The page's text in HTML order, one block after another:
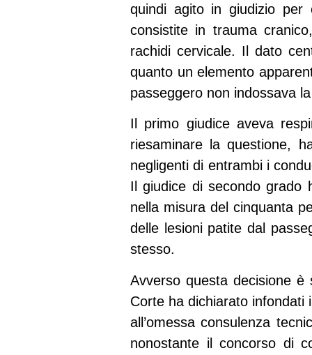
quindi agito in giudizio per
consistite in trauma
rachidi cervicale. Il dato
quanto un elemento
passeggero non indossava
Il primo giudice aveva
riesaminare la questione,
negligenti di entrambi i
Il giudice di secondo grado
nella misura del cinquanta
delle lesioni patite dal
stesso.
Avverso questa decisione
Corte ha dichiarato infondati
all’omessa consulenza
nonostante il concorso di